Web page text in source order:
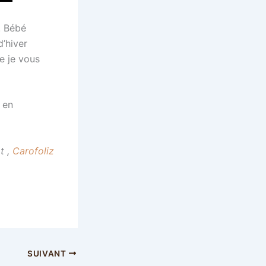
Bébé
je vous
, Carofoliz
SUIVANT